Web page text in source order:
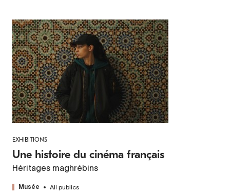
EXHIBITIONS
Une histoire du cinéma français
Héritages maghrébins
Musée
All publics